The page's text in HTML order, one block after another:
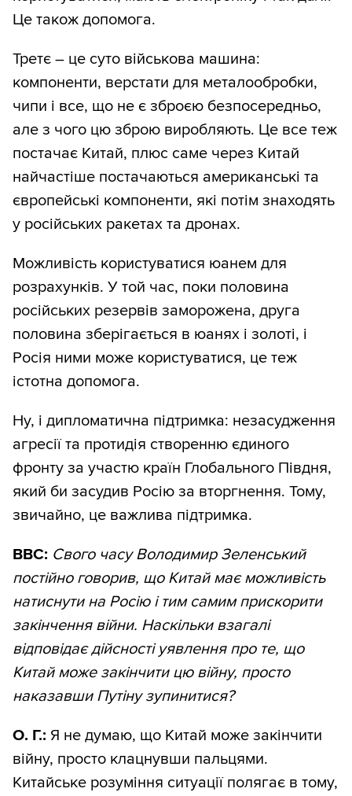
Це також допомога.
Третє – це суто військова машина:
компоненти, верстати для металообробки,
чипи і все, що не є зброєю безпосередньо,
але з чого цю зброю виробляють. Це все теж
постачає Китай, плюс саме через Китай
найчастіше постачаються американські та
європейські компоненти, які потім знаходять
у російських ракетах та дронах.
Можливість користуватися юанем для
розрахунків. У той час, поки половина
російських резервів заморожена, друга
половина зберігається в юанях і золоті, і
Росія ними може користуватися, це теж
істотна допомога.
Ну, і дипломатична підтримка: незасудження
агресії та протидія створенню єдиного
фронту за участю країн Глобального Півдня,
який би засудив Росію за вторгнення. Тому,
звичайно, ​​це важлива підтримка.
ВВС: Свого часу Володимир Зеленський
постійно говорив, що Китай має можливість
натиснути на Росію і тим самим прискорити
закінчення війни. Наскільки взагалі
відповідає дійсності уявлення про те, що
Китай може закінчити цю війну, просто
наказавши Путіну зупинитися?
О. Г.: Я не думаю, що Китай може закінчити
війну, просто клацнувши пальцями.
Китайське розуміння ситуації полягає в тому,